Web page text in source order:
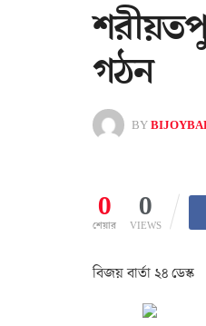
গঠন
BY
0
শেয়ার
0
VIEWS
বিজয় বার্তা ২৪ ডেস্ক